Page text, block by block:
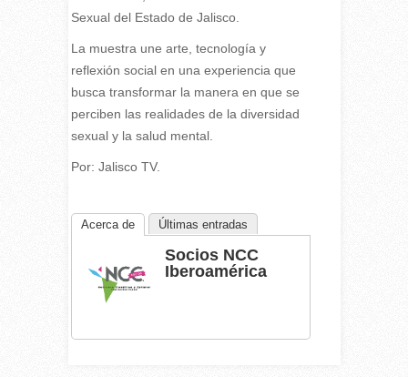
Sexual del Estado de Jalisco.
La muestra une arte, tecnología y
reflexión social en una experiencia que
busca transformar la manera en que se
perciben las realidades de la diversidad
sexual y la salud mental.
Por: Jalisco TV.
Acerca de Últimas entradas
Socios NCC
Iberoamérica